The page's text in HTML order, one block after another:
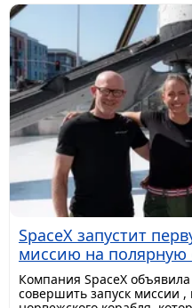
SpaceX запустит
миссию на полярную
Компания SpaceX
совершить запуск миссии ,